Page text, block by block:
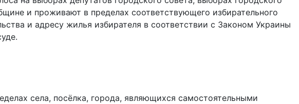
и проживают в пределах соответствующего избирательного
и адресу жилья избирателя в соответствии с Законом Украины
села, посёлка, города, являющихся самостоятельными